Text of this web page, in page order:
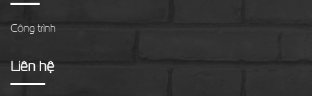
Công trình
Liên hệ